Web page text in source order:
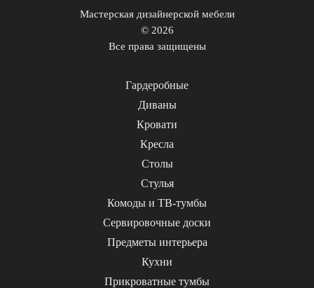
Мастерская дизайнерской мебели
© 2026
Все права защищены
Гардеробные
Диваны
Кровати
Кресла
Столы
Стулья
Комоды и ТВ-тумбы
Сервировочные доски
Предметы интерьера
Кухни
Прикроватные тумбы